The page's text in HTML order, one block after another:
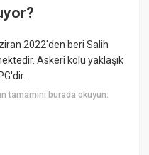
2022'den beri Salih
Askerî kolu yaklaşık
tamamını burada okuyun: